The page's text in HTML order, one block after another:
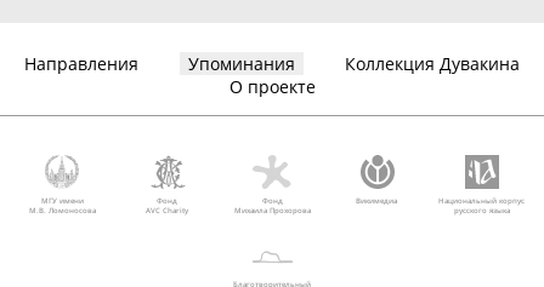
Направления Упоминания
Коллекция Дувакина
О проекте
МГУ имени
М.В. Ломоносова
Фонд
AVC Charity
Фонд
Михаила Прохорова
Викимедиа
Национальный корпус
русского языка
Благотворительный